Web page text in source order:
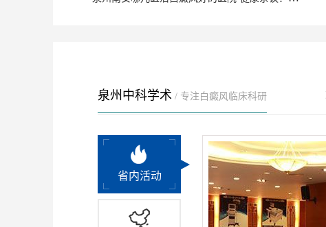
泉州中科学术 / 专注白癜风临床科研
省内活动